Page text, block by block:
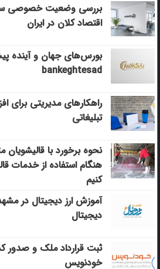
بررسی وضعیت خصوصی
اقتصاد کلان در ایران
بورس‌های جهان و آینده
bankeghtesad
راهکارهای مدیریتی برای
تبلیغاتی
نحوه برخورد با قالیشویان
هنگام استفاده از خدمات
کنیم
آموزش ارز دیجیتال در
دیجیتال
ثبت قرارداد ملک و صدور
خودنویس